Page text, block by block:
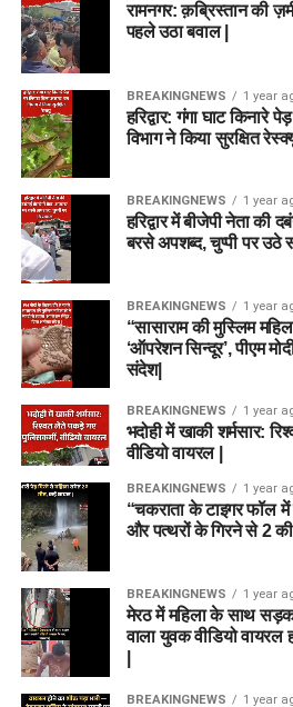
रामनगर: क़ब्रिस्तान की
पहले उठा बवाल |
BREAKINGNEWS 1 year
हरिद्वार: गंगा घाट किनारे
विभाग ने किया सुरक्षित
BREAKINGNEWS 1 year
हरिद्वार में बीजेपी नेता
बरसे अपशब्द, चुप्पी पर उठे
BREAKINGNEWS 1 year
“सासाराम की मुस्लिम
‘ऑपरेशन सिन्दूर’, पीएम
संदेश|
BREAKINGNEWS 1 year
भदोही में खाकी शर्मसार:
वीडियो वायरल |
BREAKINGNEWS 1 year
“चकराता के टाइगर फॉल
और पत्थरों के गिरने से 2
BREAKINGNEWS 1 year
मेरठ में महिला के साथ
वाला युवक वीडियो वायरल
BREAKINGNEWS 1 year